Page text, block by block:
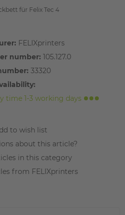
für Felix Tec 4
FELIXprinters
number: 105.127.0
33320
time 1-3 working days
about this article?
in this category
from FELIXprinters